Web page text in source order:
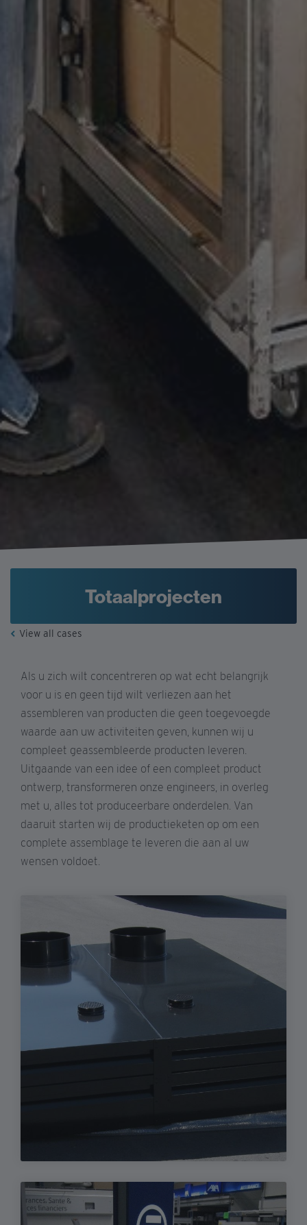
Totaalprojecten
View all cases
Als u zich wilt concentreren op wat echt belangrijk
voor u is en geen tijd wilt verliezen aan het
assembleren van producten die geen toegevoegde
waarde aan uw activiteiten geven, kunnen wij u
compleet geassembleerde producten leveren.
Uitgaande van een idee of een compleet product
ontwerp, transformeren onze engineers, in overleg
met u, alles tot produceerbare onderdelen. Van
daaruit starten wij de productieketen op om een
complete assemblage te leveren die aan al uw
wensen voldoet.